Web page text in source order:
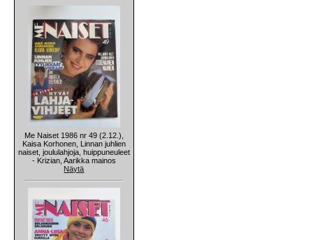
Me Naiset 1986 nr 49 (2.12.),
Kaisa Korhonen, Linnan juhlien
naiset, joululahjoja, huippuneuleet
- Krizian, Aarikka mainos
Näytä